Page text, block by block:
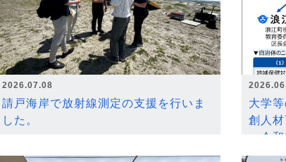
2026.07.08
請戸海岸で放射線測定の支援を行いま
した。
大学
創人
～令